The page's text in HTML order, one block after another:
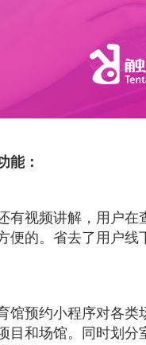
能：
有视频讲解，用户
便的。省去了用户
馆预约小程序对各类
目和场馆。同时划